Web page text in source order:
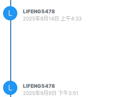
L
LIFENG5478
2025年9月14日 上午4:33
L
LIFENG5478
2025年9月9日 下午3:51